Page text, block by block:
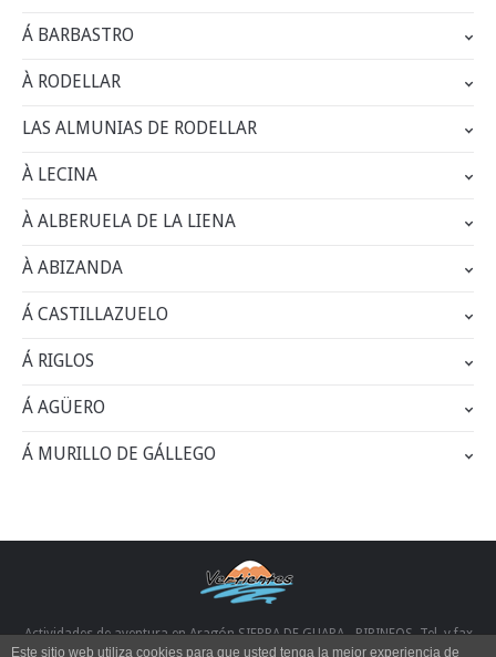
Á BARBASTRO
À RODELLAR
LAS ALMUNIAS DE RODELLAR
À LECINA
À ALBERUELA DE LA LIENA
À ABIZANDA
Á CASTILLAZUELO
Á RIGLOS
Á AGÜERO
Á MURILLO DE GÁLLEGO
Actividades de aventura en Aragón SIERRA DE GUARA - PIRINEOS. Tel. y fax
Este sitio web utiliza cookies para que usted tenga la mejor experiencia de